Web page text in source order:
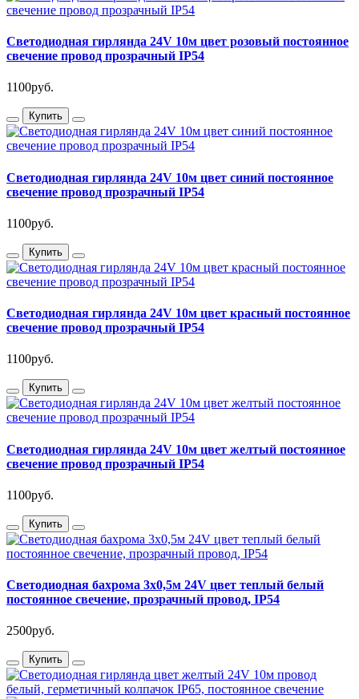
Светодиодная гирлянда 24V 10м цвет розовый постоянное
свечение провод прозрачный IP54
1100руб.
Купить
Светодиодная гирлянда 24V 10м цвет синий постоянное
свечение провод прозрачный IP54
1100руб.
Купить
Светодиодная гирлянда 24V 10м цвет красный постоянное
свечение провод прозрачный IP54
1100руб.
Купить
Светодиодная гирлянда 24V 10м цвет желтый постоянное
свечение провод прозрачный IP54
1100руб.
Купить
Светодиодная бахрома 3х0,5м 24V цвет теплый белый
постоянное свечение, прозрачный провод, IP54
2500руб.
Купить